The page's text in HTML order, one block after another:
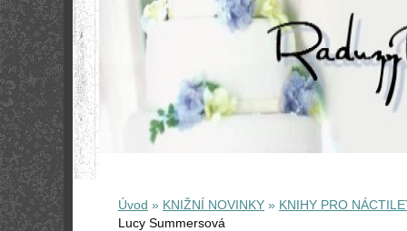
Úvod » KNIŽNÍ NOVINKY » KNIHY PRO
Lucy Summersová